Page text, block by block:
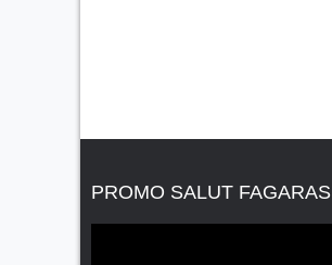
PROMO SALUT FAGARAS